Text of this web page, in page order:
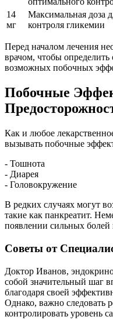
14
мг
Максимальная доза
контроля гликемии
Перед началом лечения
врачом, чтобы
возможных побочных
Побочные
Как и любое
вызывать побочные
- Тошнота
- Диарея
- Головокружение
В редких случаях могут
такие как панкреатит.
появлении сильных болей
Советы от
Доктор Иванов,
собой значительный шаг
благодаря своей
Однако, важно следовать
контролировать уровень